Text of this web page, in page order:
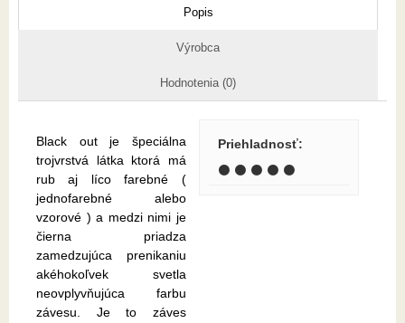
Popis
Výrobca
Hodnotenia (0)
Black out je špeciálna
trojvrstvá látka ktorá má
rub aj líco farebné (
jednofarebné alebo
vzorové ) a medzi nimi je
čierna priadza
zamedzujúca prenikaniu
akéhokoľvek svetla
neovplyvňujúca farbu
závesu. Je to záves
Priehladnosť:
⚫ ⚫ ⚫ ⚫ ⚫